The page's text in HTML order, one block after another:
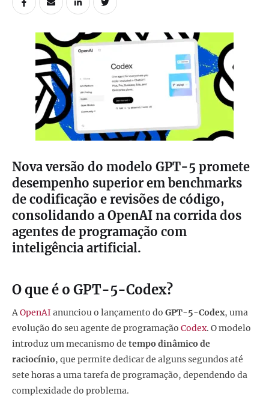
Nova versão do modelo GPT-5 promete
desempenho superior em benchmarks
de codificação e revisões de código,
consolidando a OpenAI na corrida dos
agentes de programação com
inteligência artificial.
O que é o GPT-5-Codex?
AOpenAI anunciou o lançamento do GPT-5-Codex, uma
evolução do seu agente de programação Codex. O modelo
introduz um mecanismo de tempo dinâmico de
raciocínio, que permite dedicar de alguns segundos até
sete horas a uma tarefa de programação, dependendo da
complexidade do problema.